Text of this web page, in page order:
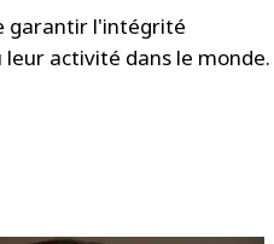
garantir l'intégrité
activité dans le monde.